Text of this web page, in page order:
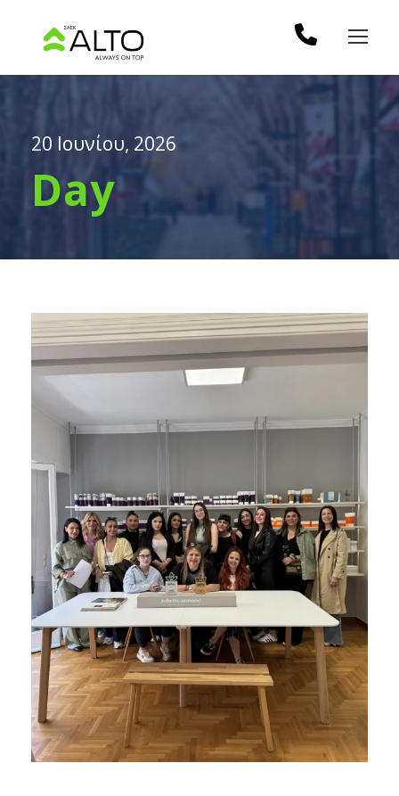
20 Ιουνίου, 2026
Day